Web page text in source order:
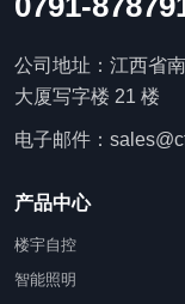
公司地址：江西省
大厦写字楼 21 楼
电子邮件：
产品中心
楼宇自控
智能照明